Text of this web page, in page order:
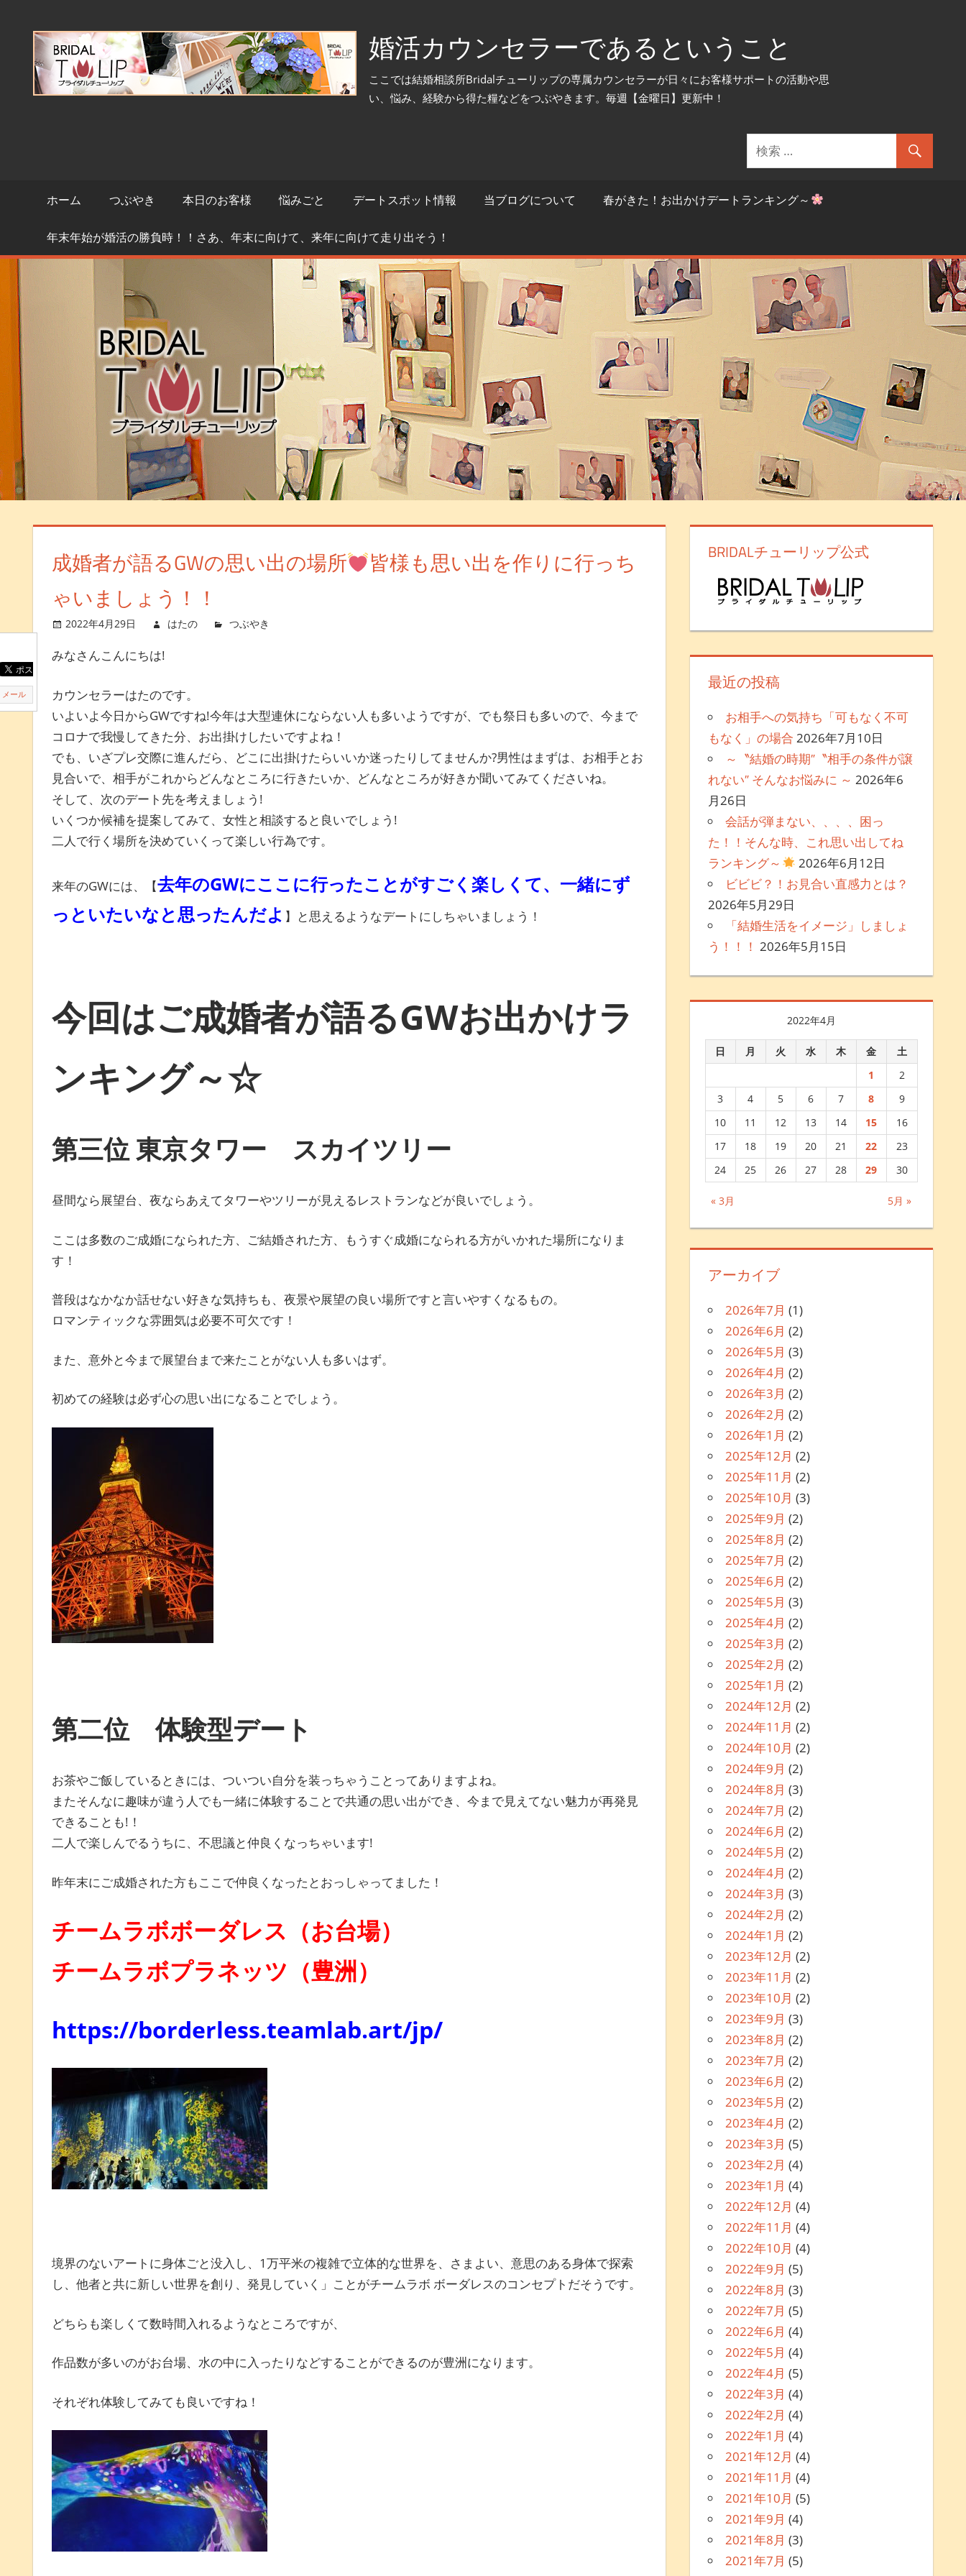
婚活カウンセラーであるということ
ここでは結婚相談所Bridalチューリップの専属カウンセラーが日々にお客様サポートの活動や思
い、悩み、経験から得た糧などをつぶやきます。毎週【金曜日】更新中！
ホーム つぶやき 本日のお客様 悩みごと デートスポット情報 当ブログについて 春がきた！お出かけデートランキング～
年末年始が婚活の勝負時！！さあ、年末に向けて、来年に向けて走り出そう！
成婚者が語るGWの思い出の場所
皆様も思い出を作りに行っち
ゃいましょう！！
2022年4月29日 はたの つぶやき
メール
みなさんこんにちは!
カウンセラーはたのです。
いよいよ今日からGWですね!今年は大型連休にならない人も多いようですが、でも祭日も多いので、今まで
コロナで我慢してきた分、お出掛けしたいですよね！
でも、いざプレ交際に進んだら、どこに出掛けたらいいか迷ったりしてませんか?男性はまずは、お相手とお
見合いで、相手がこれからどんなところに行きたいか、どんなところが好きか聞いてみてくださいね。
そして、次のデート先を考えましょう!
いくつか候補を提案してみて、女性と相談すると良いでしょう!
二人で行く場所を決めていくって楽しい行為です。
来年のGWには、【去年のGWにここに行ったことがすごく楽しくて、一緒にず
っといたいなと思ったんだよ 】と思えるようなデートにしちゃいましょう！
今回はご成婚者が語るGWお出かけラ
ンキング～☆
第三位 東京タワー スカイツリー
昼間なら展望台、夜ならあえてタワーやツリーが見えるレストランなどが良いでしょう。
ここは多数のご成婚になられた方、ご結婚された方、もうすぐ成婚になられる方がいかれた場所になりま
す！
普段はなかなか話せない好きな気持ちも、夜景や展望の良い場所ですと言いやすくなるもの。
ロマンティックな雰囲気は必要不可欠です！
また、意外と今まで展望台まで来たことがない人も多いはず。
初めての経験は必ず心の思い出になることでしょう。
第二位 体験型デート
お茶やご飯しているときには、ついつい自分を装っちゃうことってありますよね。
またそんなに趣味が違う人でも一緒に体験することで共通の思い出ができ、今まで見えてない魅力が再発見
できることも!！
二人で楽しんでるうちに、不思議と仲良くなっちゃいます!
昨年末にご成婚された方もここで仲良くなったとおっしゃってました！
チームラボボーダレス（お台場）
チームラボプラネッツ（豊洲）
https://borderless.teamlab.art/jp/
境界のないアートに身体ごと没入し、1万平米の複雑で立体的な世界を、さまよい、意思のある身体で探索
し、他者と共に新しい世界を創り、発見していく」ことがチームラボ ボーダレスのコンセプトだそうです。
どちらも楽しくて数時間入れるようなところですが、
作品数が多いのがお台場、水の中に入ったりなどすることができるのが豊洲になります。
それぞれ体験してみても良いですね！
BRIDALチューリップ公式
最近の投稿
お相手への気持ち「可もなく不可
もなく」の場合 2026年7月10日
～〝結婚の時期″〝相手の条件が譲
れない″ そんなお悩みに ～ 2026年6
月26日
会話が弾まない、、、、困っ
た！！そんな時、これ思い出してね
ランキング～
2026年6月12日
ビビビ？！お見合い直感力とは？
2026年5月29日
「結婚生活をイメージ」しましょ
う！！！ 2026年5月15日
2022年4月
日 月 火 水 木 金 土
« 3月 5月 »
1
2
3
4 5 6 7 8
9
10
11 12 13 14 15
16
17
18 19 20 21 22
23
24
25 26 27 28 29 30
アーカイブ
2026年7月 (1)
2026年6月 (2)
2026年5月 (3)
2026年4月 (2)
2026年3月 (2)
2026年2月 (2)
2026年1月 (2)
2025年12月 (2)
2025年11月 (2)
2025年10月 (3)
2025年9月 (2)
2025年8月 (2)
2025年7月 (2)
2025年6月 (2)
2025年5月 (3)
2025年4月 (2)
2025年3月 (2)
2025年2月 (2)
2025年1月 (2)
2024年12月 (2)
2024年11月 (2)
2024年10月 (2)
2024年9月 (2)
2024年8月 (3)
2024年7月 (2)
2024年6月 (2)
2024年5月 (2)
2024年4月 (2)
2024年3月 (3)
2024年2月 (2)
2024年1月 (2)
2023年12月 (2)
2023年11月 (2)
2023年10月 (2)
2023年9月 (3)
2023年8月 (2)
2023年7月 (2)
2023年6月 (2)
2023年5月 (2)
2023年4月 (2)
2023年3月 (5)
2023年2月 (4)
2023年1月 (4)
2022年12月 (4)
2022年11月 (4)
2022年10月 (4)
2022年9月 (5)
2022年8月 (3)
2022年7月 (5)
2022年6月 (4)
2022年5月 (4)
2022年4月 (5)
2022年3月 (4)
2022年2月 (4)
2022年1月 (4)
2021年12月 (4)
2021年11月 (4)
2021年10月 (5)
2021年9月 (4)
2021年8月 (3)
2021年7月 (5)